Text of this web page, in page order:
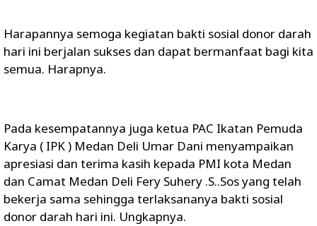
Harapannya semoga kegiatan bakti sosial donor darah
hari ini berjalan sukses dan dapat bermanfaat bagi kita
semua. Harapnya.
Pada kesempatannya juga ketua PAC Ikatan Pemuda
Karya ( IPK ) Medan Deli Umar Dani menyampaikan
apresiasi dan terima kasih kepada PMI kota Medan
dan Camat Medan Deli Fery Suhery .S..Sos yang telah
bekerja sama sehingga terlaksananya bakti sosial
donor darah hari ini. Ungkapnya.